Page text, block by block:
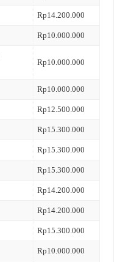
Rp14.200.000
Rp10.000.000
Rp10.000.000
Rp10.000.000
Rp12.500.000
Rp15.300.000
Rp15.300.000
Rp15.300.000
Rp14.200.000
Rp14.200.000
Rp15.300.000
Rp10.000.000